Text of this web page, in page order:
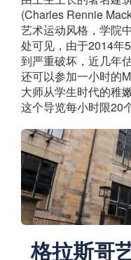
(Charles Rennie
艺术运动风格，学院
处可见，由于2014年
到严重破坏，近几年
还可以参加一小时的
大师从学生时代的稚
这个导览每小时限20
格拉斯哥